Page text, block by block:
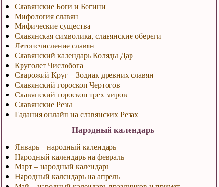
Славянские Боги и Богини
Мифология славян
Мифические существа
Славянская символика, славянские обереги
Летоисчисление славян
Славянский календарь Коляды Дар
Круголет Числобога
Сварожий Круг – Зодиак древних славян
Славянский гороскоп Чертогов
Славянский гороскоп трех миров
Славянские Резы
Гадания онлайн на славянских Резах
Народный календарь
Январь – народный календарь
Народный календарь на февраль
Март – народный календарь
Народный календарь на апрель